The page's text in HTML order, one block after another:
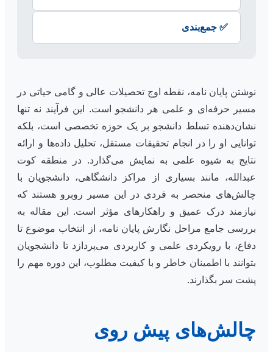
✅ جمع‌بندی
نوشتن پایان نامه، نقطه اوج تحصیلات عالی و گامی حیاتی در
مسیر حرفه‌ای و علمی هر دانشجو است. این فرآیند نه تنها
نشان‌دهنده تسلط دانشجو بر یک حوزه تخصصی است، بلکه
توانایی او را در انجام تحقیقات مستقل، تحلیل داده‌ها و ارائه
نتایج به شیوه علمی به نمایش می‌گذارد. در منطقه کوت
عبدالله، مانند بسیاری از مراکز دانشگاهی، دانشجویان با
چالش‌های منحصر به فردی در این مسیر روبرو هستند که
نیازمند درک عمیق و راهکارهای مؤثر است. این مقاله به
بررسی جامع مراحل نگارش پایان نامه، از انتخاب موضوع تا
دفاع، با رویکردی علمی و کاربردی می‌پردازد تا دانشجویان
بتوانند با اطمینان خاطر و با کیفیت مطلوب، این دوره مهم را
پشت سر بگذارند.
چالش‌های پیش روی